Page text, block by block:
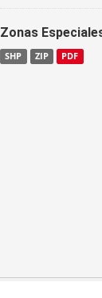
Zonas
SHP ZIP PDF